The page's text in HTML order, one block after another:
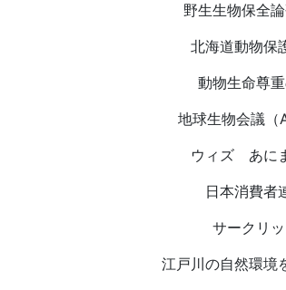
野生生物保全
北海道動物保
動物生命尊
地球生物会議（
ウィズ あに
日本消費者
サークリッ
江戸川の自然環境